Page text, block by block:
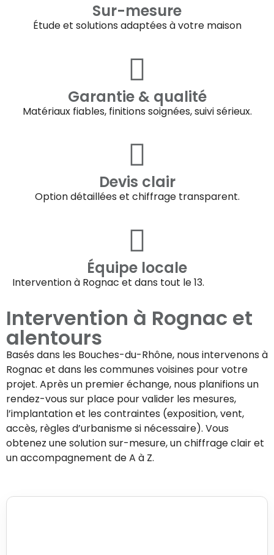
Sur-mesure
Étude et solutions adaptées à votre maison
Garantie & qualité
Matériaux fiables, finitions soignées, suivi sérieux.
Devis clair
Option détaillées et chiffrage transparent.
Équipe locale
Intervention à Rognac et dans tout le 13.
Intervention à Rognac et
alentours
Basés dans les Bouches-du-Rhône, nous intervenons à
Rognac et dans les communes voisines pour votre
projet. Après un premier échange, nous planifions un
rendez-vous sur place pour valider les mesures,
l’implantation et les contraintes (exposition, vent,
accès, règles d’urbanisme si nécessaire). Vous
obtenez une solution sur-mesure, un chiffrage clair et
un accompagnement de A à Z.